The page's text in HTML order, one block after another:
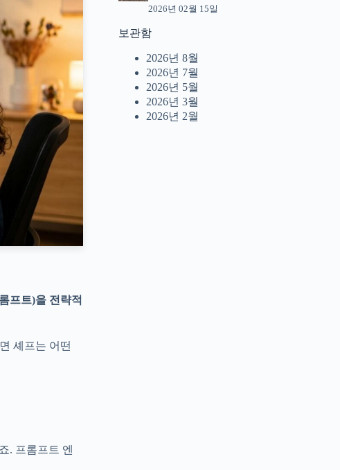
프트)을 전략적
셰프는 어떤
. 프롬프트 엔
2026년 02월 15일
보관함
2026년 8월
2026년 7월
2026년 5월
2026년 3월
2026년 2월